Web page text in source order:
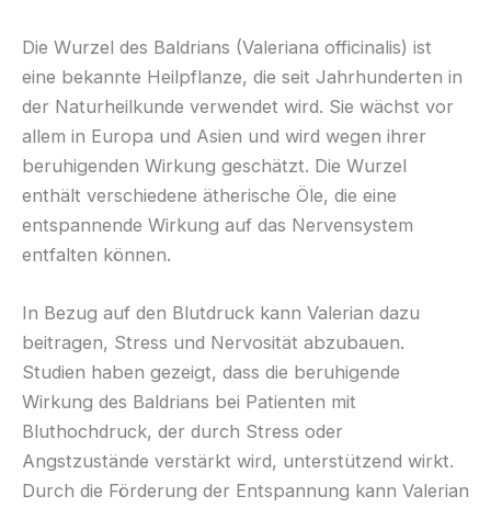
Die Wurzel des Baldrians (Valeriana officinalis) ist
eine bekannte Heilpflanze, die seit Jahrhunderten in
der Naturheilkunde verwendet wird. Sie wächst vor
allem in Europa und Asien und wird wegen ihrer
beruhigenden Wirkung geschätzt. Die Wurzel
enthält verschiedene ätherische Öle, die eine
entspannende Wirkung auf das Nervensystem
entfalten können.
In Bezug auf den Blutdruck kann Valerian dazu
beitragen, Stress und Nervosität abzubauen.
Studien haben gezeigt, dass die beruhigende
Wirkung des Baldrians bei Patienten mit
Bluthochdruck, der durch Stress oder
Angstzustände verstärkt wird, unterstützend wirkt.
Durch die Förderung der Entspannung kann Valerian